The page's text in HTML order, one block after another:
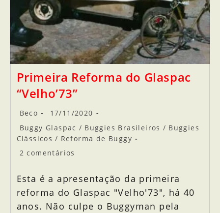
Primeira Reforma do Glaspac
“Velho’73”
Beco
17/11/2020
Buggy Glaspac / Buggies Brasileiros / Buggies
Clássicos / Reforma de Buggy
2 comentários
Esta é a apresentação da primeira
reforma do Glaspac "Velho'73", há 40
anos. Não culpe o Buggyman pela